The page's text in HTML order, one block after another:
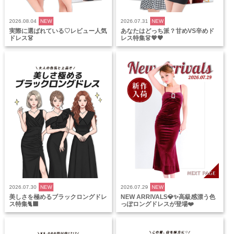
2026.08.04 NEW
実際に選ばれている♡レビュー人気
ドレス👗
2026.07.31 NEW
あなたはどっち派？甘めVS辛めド
レス特集👗💖🖤
2026.07.30 NEW
美しさを極めるブラックロングドレ
ス特集🐈‍⬛
2026.07.29 NEW
NEW ARRIVALS💎✨高級感漂う色
っぽロングドレスが登場❤️